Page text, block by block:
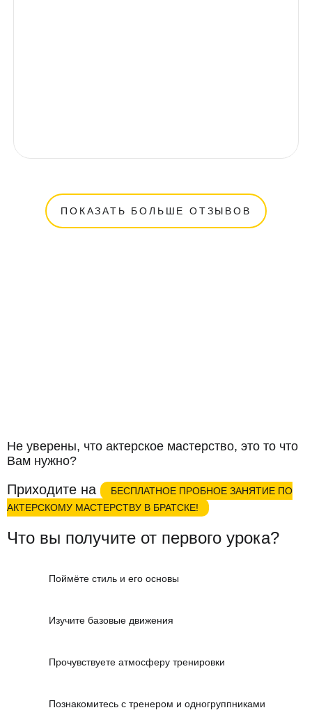
ПОКАЗАТЬ БОЛЬШЕ ОТЗЫВОВ
Не уверены, что актерское мастерство, это то что
Вам нужно?
Приходите на
БЕСПЛАТНОЕ ПРОБНОЕ ЗАНЯТИЕ ПО
АКТЕРСКОМУ МАСТЕРСТВУ В БРАТСКЕ!
Что вы получите от первого урока?
Поймёте стиль и его основы
Изучите базовые движения
Прочувствуете атмосферу тренировки
Познакомитесь с тренером и одногруппниками